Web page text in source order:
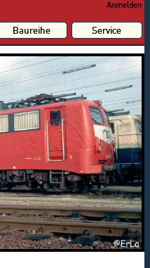
Anmelden
Baureihe Service